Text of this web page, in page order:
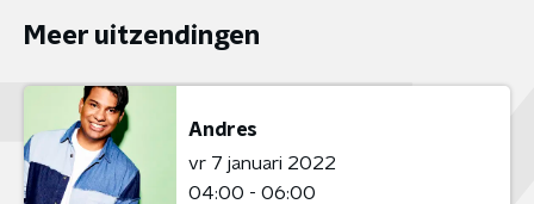
Meer uitzendingen
Andres
vr 7 januari 2022
04:00 - 06:00